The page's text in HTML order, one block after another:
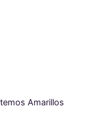
Amarillos